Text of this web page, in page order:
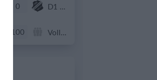
0 D1 - Jugend - TSV Abensberg I
100 Vollinis VSG Mannheim